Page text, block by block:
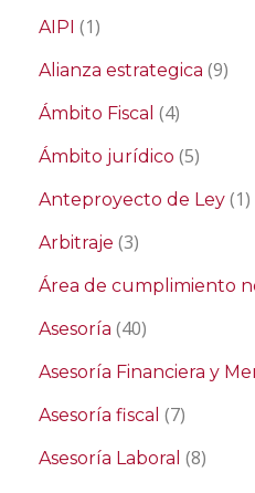
AIPI (1)
Alianza estrategica (9)
Ámbito Fiscal (4)
Ámbito jurídico (5)
Anteproyecto de Ley (1)
Arbitraje (3)
Área de cumplimiento
Asesoría (40)
Asesoría Financiera y
Asesoría fiscal (7)
Asesoría Laboral (8)